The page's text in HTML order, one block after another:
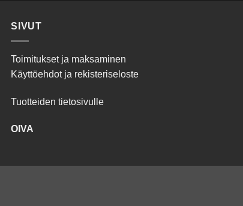
SIVUT
Toimitukset ja maksaminen
Käyttöehdot ja rekisteriseloste
Tuotteiden tietosivulle
OIVA